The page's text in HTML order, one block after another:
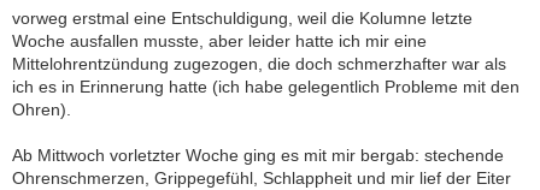
vorweg erstmal eine Entschuldigung, weil die Kolumne letzte
Woche ausfallen musste, aber leider hatte ich mir eine
Mittelohrentzündung zugezogen, die doch schmerzhafter war als
ich es in Erinnerung hatte (ich habe gelegentlich Probleme mit den
Ohren).
Ab Mittwoch vorletzter Woche ging es mit mir bergab: stechende
Ohrenschmerzen, Grippegefühl, Schlappheit und mir lief der Eiter